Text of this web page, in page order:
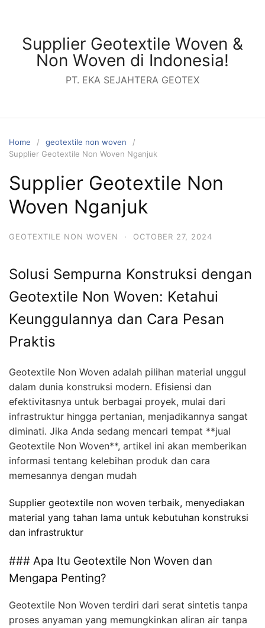
contentSupplier Geotextile Woven &
Non Woven di Indonesia!
PT. EKA SEJAHTERA GEOTEX
Home
geotextile non woven
Supplier Geotextile Non Woven Nganjuk
Supplier Geotextile Non
Woven Nganjuk
GEOTEXTILE NON WOVEN · OCTOBER 27, 2024
Solusi Sempurna Konstruksi dengan
Geotextile Non Woven: Ketahui
Keunggulannya dan Cara Pesan
Praktis
Geotextile Non Woven adalah pilihan material unggul
dalam dunia konstruksi modern. Efisiensi dan
efektivitasnya untuk berbagai proyek, mulai dari
infrastruktur hingga pertanian, menjadikannya sangat
diminati. Jika Anda sedang mencari tempat **jual
Geotextile Non Woven**, artikel ini akan memberikan
informasi tentang kelebihan produk dan cara
memesannya dengan mudah
Supplier geotextile non woven terbaik, menyediakan
material yang tahan lama untuk kebutuhan konstruksi
dan infrastruktur
### Apa Itu Geotextile Non Woven dan
Mengapa Penting?
Geotextile Non Woven terdiri dari serat sintetis tanpa
proses anyaman yang memungkinkan aliran air tanpa